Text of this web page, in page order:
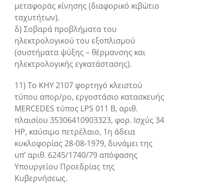
μεταφοράς κίνησης (διαφορικό κιβώτιο
ταχυτήτων).
δ) Σοβαρά προβλήματα του
ηλεκτρολογικού του εξοπλισμού
(συστήματα ψύξης – θέρμανσης και
ηλεκτρολογικής εγκατάστασης).
11) Το ΚΗΥ 2107 φορτηγό κλειστού
τύπου απορ/ρο, εργοστάσιο κατασκευής
MERCEDES τύπος LPS 011 Β, αριθ.
πλαισίου 35306410903323, φορ. Ισχύς 34
ΗΡ, καύσιμο πετρέλαιο, 1η άδεια
κυκλοφορίας 28-08-1979, δυνάμει της
υπ’ αριθ. 6245/1740/79 απόφασης
Υπουργείου Προεδρίας της
Κυβερνήσεως.